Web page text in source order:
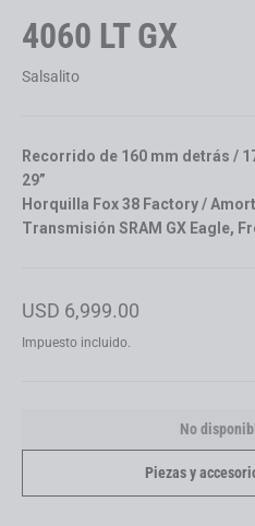
4060 LT GX
Salsalito
Recorrido de 160 mm detrás /
29”
Horquilla Fox 38 Factory /
Transmisión SRAM GX Eagle,
Precio
USD 6,999.00
Impuesto incluido.
No
Piezas y